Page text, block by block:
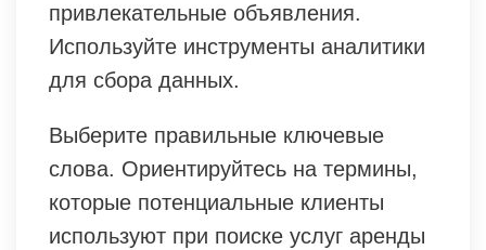
привлекательные объявления.
Используйте инструменты аналитики
для сбора данных.
Выберите правильные ключевые
слова. Ориентируйтесь на термины,
которые потенциальные клиенты
используют при поиске услуг аренды